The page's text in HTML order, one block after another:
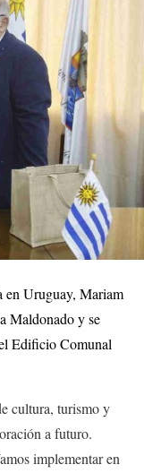
en Uruguay, Mariam
Maldonado y se
Edificio Comunal
cultura, turismo y
a futuro.
implementar en